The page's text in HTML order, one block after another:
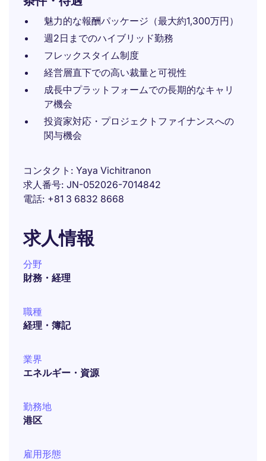
魅力的な報酬パッケージ（最大約1,300万円）
週2日までのハイブリッド勤務
フレックスタイム制度
経営層直下での高い裁量と可視性
成長中プラットフォームでの長期的なキャリ
ア機会
投資家対応・プロジェクトファイナンスへの
関与機会
コンタクト
Yaya Vichitranon
求人番号 JN-052026-7014842
電話 +81 3 6832 8668
求人情報
分野
財務・経理
職種
経理・簿記
業界
エネルギー・資源
勤務地
港区
雇用形態